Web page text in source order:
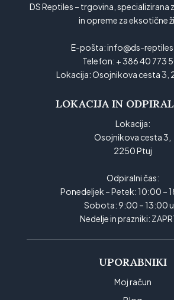
DS Reptiles – trgovina, specializirana
in opreme za eksotične
E-pošta:info@ds-
Telefon: + 386 40 773
Lokacija:Osojnikova cesta 3,
LOKACIJA IN
Lokacija:
Osojnikova cesta 3,
2250 Ptuj
Odpiralni čas:
Ponedeljek – Petek: 10:00 –
Sobota: 9:00 – 13:00
Nedelje in prazniki:
UPORABNIKI
Moj račun